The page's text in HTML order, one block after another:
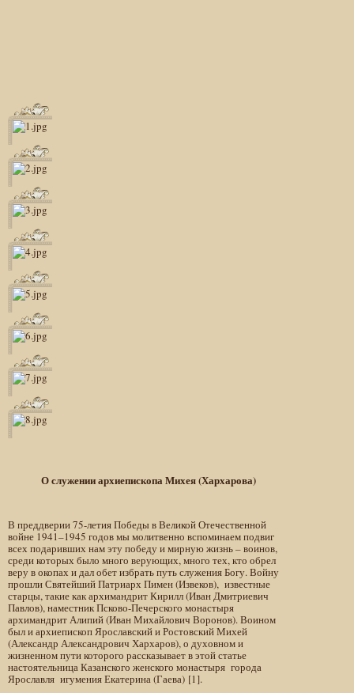
О служении архиепископа Михея (Хархарова)
В преддверии 75-летия Победы в Великой Отечественной
войне 1941–1945 годов мы молитвенно вспоминаем подвиг
всех подаривших нам эту победу и мирную жизнь – воинов,
среди которых было много верующих, много тех, кто обрел
веру в окопах и дал обет избрать путь служения Богу. Войну
прошли Святейший Патриарх Пимен (Извеков), известные
старцы, такие как архимандрит Кирилл (Иван Дмитриевич
Павлов), наместник Псково-Печерского монастыря
архимандрит Алипий (Иван Михайлович Воронов). Воином
был и архиепископ Ярославский и Ростовский Михей
(Александр Александрович Хархаров), о духовном и
жизненном пути которого рассказывает в этой статье
настоятельница Казанского женского монастыря города
Ярославля игумения Екатерина (Гаева) [1].